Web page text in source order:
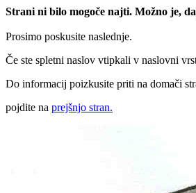
Strani ni bilo mogoče najti. Možno je,
Prosimo poskusite naslednje.
Če ste spletni naslov vtipkali v naslovni
Do informacij poizkusite priti na domači
pojdite na prejšnjo stran.